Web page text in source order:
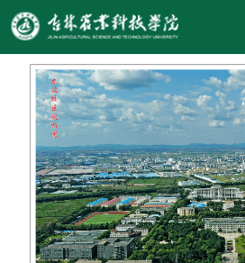
当前位置:首 页>>校园风光